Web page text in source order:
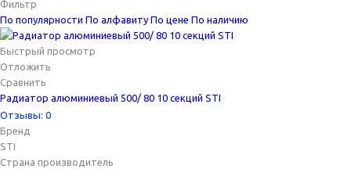
Фильтр
По популярности По алфавиту По цене По наличию
Быстрый просмотр
Отложить
Сравнить
Радиатор алюминиевый 500/ 80 10 секций STI
Отзывы: 0
Бренд
STI
Страна производитель